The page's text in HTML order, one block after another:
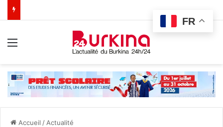
Accueil / Actualité
FR